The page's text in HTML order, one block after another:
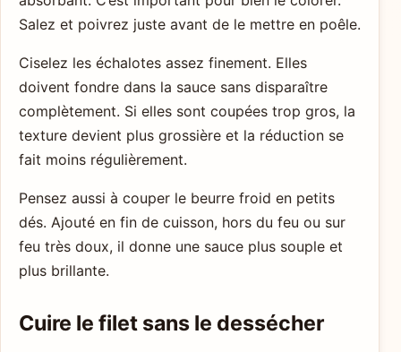
Salez et poivrez juste avant de le mettre en poêle.
Ciselez les échalotes assez finement. Elles
doivent fondre dans la sauce sans disparaître
complètement. Si elles sont coupées trop gros, la
texture devient plus grossière et la réduction se
fait moins régulièrement.
Pensez aussi à couper le beurre froid en petits
dés. Ajouté en fin de cuisson, hors du feu ou sur
feu très doux, il donne une sauce plus souple et
plus brillante.
Cuire le filet sans le dessécher